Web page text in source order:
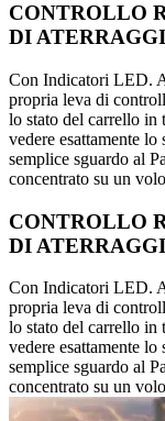
CONTROLLO
DI
Con Indicatori LED.
propria leva di
lo stato del carrello in
vedere esattamente
semplice sguardo al
concentrato su un
CONTROLLO
DI
Con Indicatori LED.
propria leva di
lo stato del carrello in
vedere esattamente
semplice sguardo al
concentrato su un